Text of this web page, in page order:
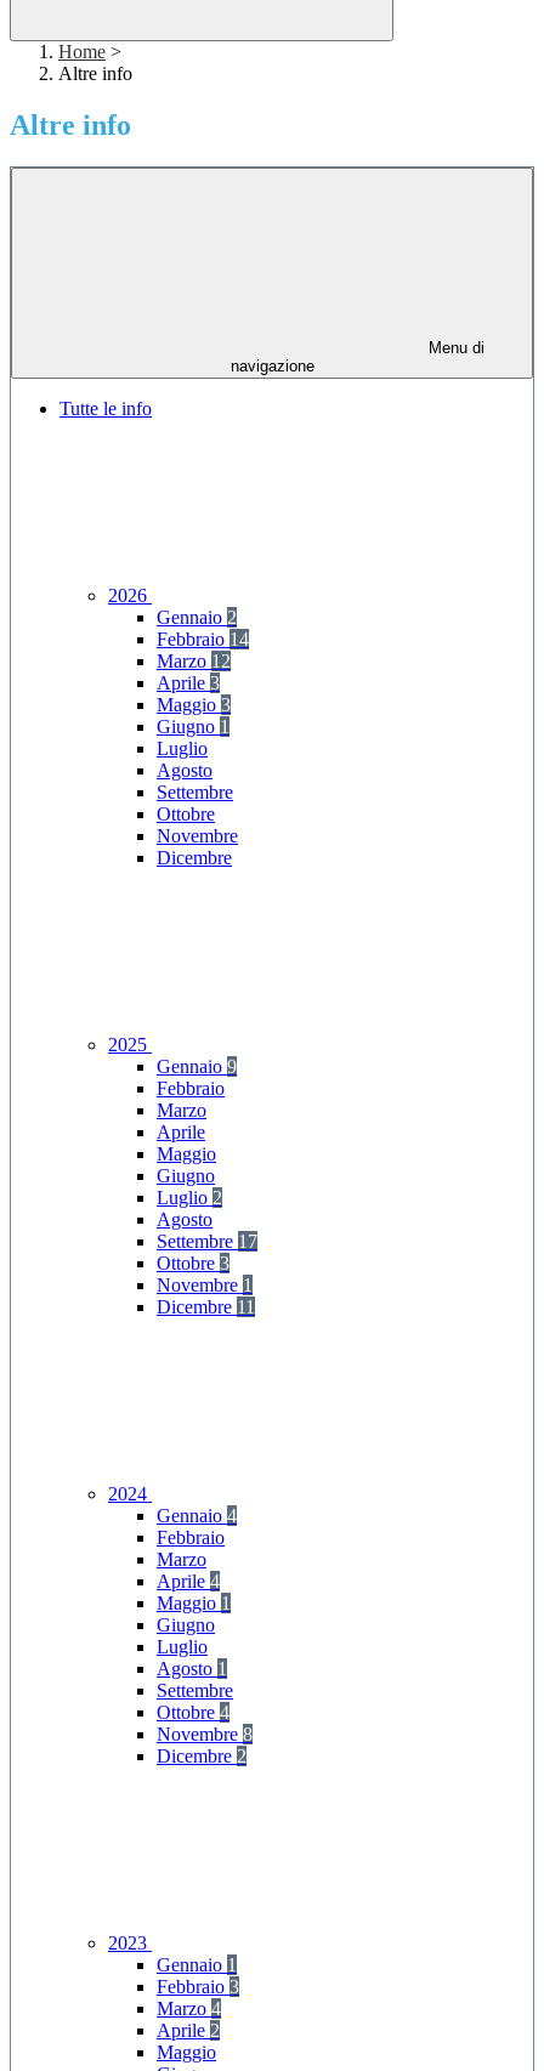
Home >
Altre info
Altre info
Menu di
navigazione
Tutte le info
2026
Gennaio 2
Febbraio 14
Marzo 12
Aprile 3
Maggio 3
Giugno 1
Luglio
Agosto
Settembre
Ottobre
Novembre
Dicembre
2025
Gennaio 9
Febbraio
Marzo
Aprile
Maggio
Giugno
Luglio 2
Agosto
Settembre 17
Ottobre 3
Novembre 1
Dicembre 11
2024
Gennaio 4
Febbraio
Marzo
Aprile 4
Maggio 1
Giugno
Luglio
Agosto 1
Settembre
Ottobre 4
Novembre 8
Dicembre 2
2023
Gennaio 1
Febbraio 3
Marzo 4
Aprile 2
Maggio